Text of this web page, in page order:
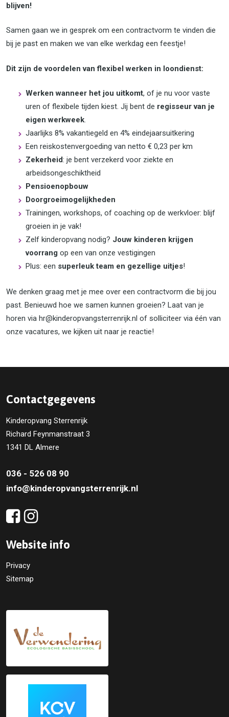
blijven!
Samen gaan we in gesprek om een contractvorm te vinden die
bij je past en maken we van elke werkdag een feestje!
Dit zijn de voordelen van flexibel werken in loondienst:
Werken wanneer het jou uitkomt, of je nu voor vaste
uren of flexibele tijden kiest. Jij bent de regisseur van je
eigen werkweek.
Jaarlijks 8% vakantiegeld en 4% eindejaarsuitkering
Een reiskostenvergoeding van netto € 0,23 per km
Zekerheid: je bent verzekerd voor ziekte en
arbeidsongeschiktheid
Pensioenopbouw
Doorgroeimogelijkheden
Trainingen, workshops, of coaching op de werkvloer: blijf
groeien in je vak!
Zelf kinderopvang nodig? Jouw kinderen krijgen
voorrang op een van onze vestigingen
Plus: een superleuk team en gezellige uitjes!
We denken graag met je mee over een contractvorm die bij jou
past. Benieuwd hoe we samen kunnen groeien? Laat van je
horen via hr@kinderopvangsterrenrijk.nl of solliciteer via één van
onze vacatures, we kijken uit naar je reactie!
Contactgegevens
Kinderopvang Sterrenrijk
Richard Feynmanstraat 3
1341 DL Almere
036 - 526 08 90
info@kinderopvangsterrenrijk.nl
Website info
Privacy
Sitemap